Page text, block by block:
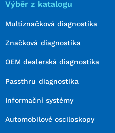
Výběr z katalogu
Multiznačková diagnostika
Značková diagnostika
OEM dealerská diagnostika
Passthru diagnostika
Informační systémy
Automobilové osciloskopy